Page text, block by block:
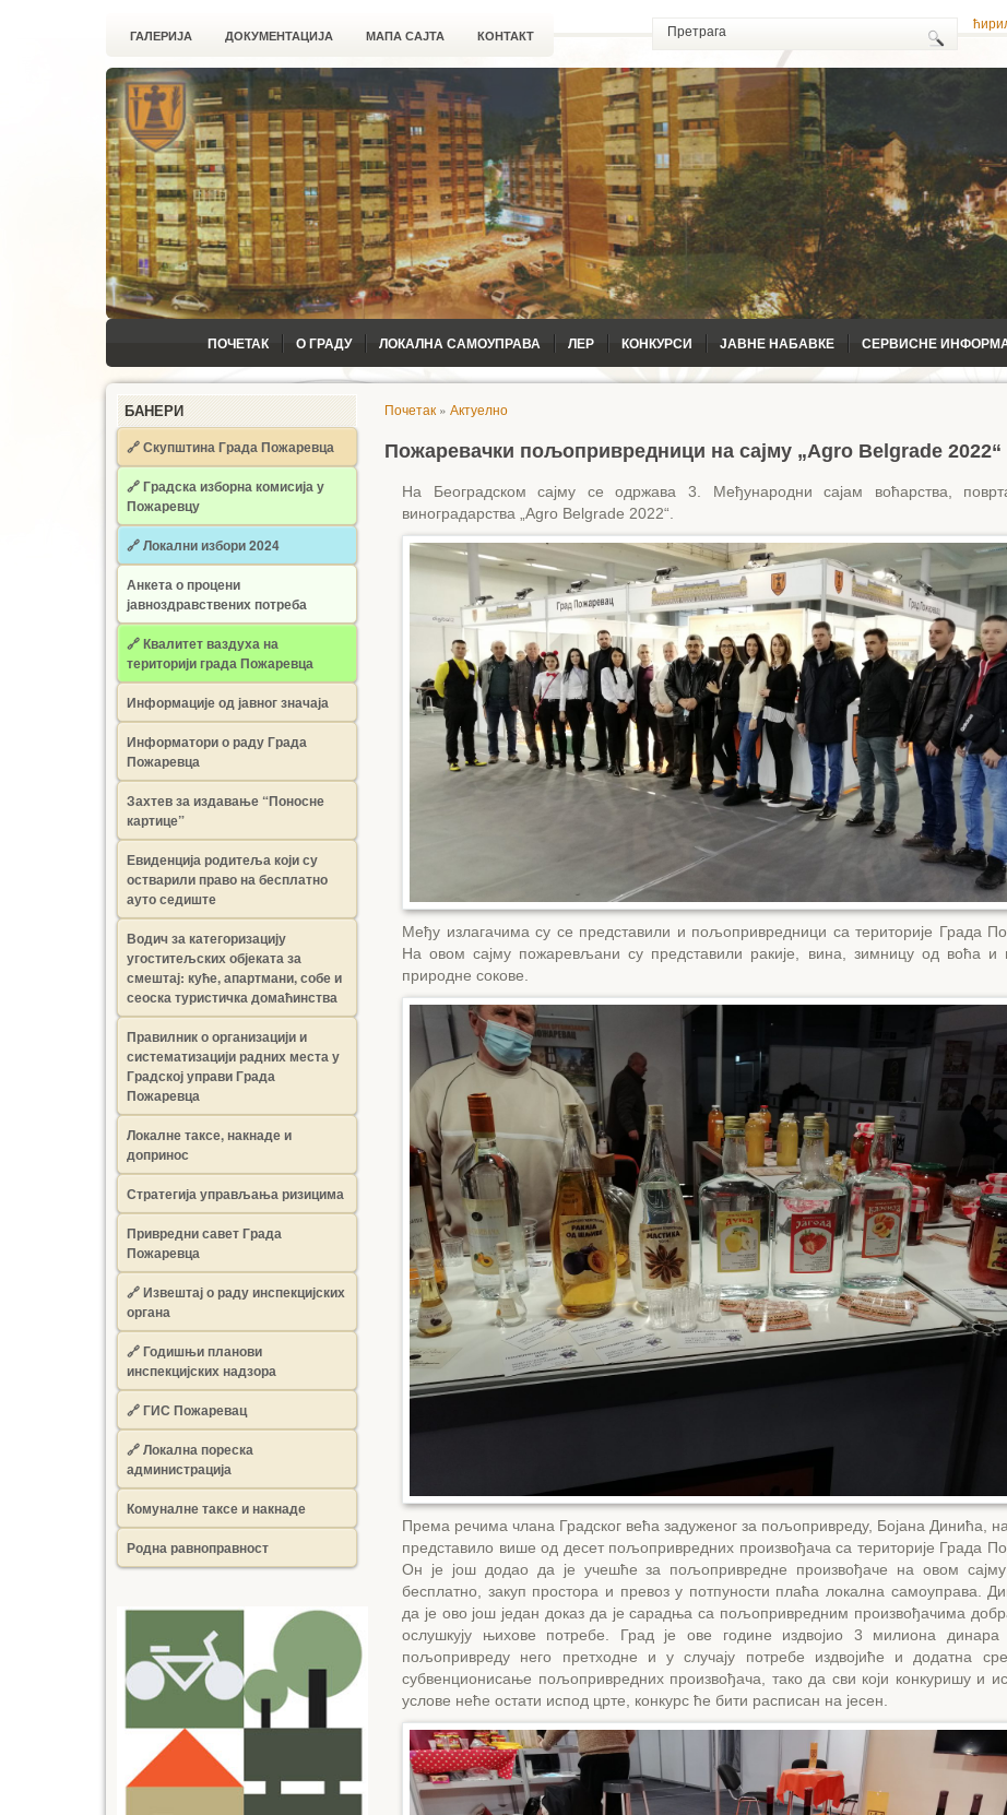
ГАЛЕРИЈА ДОКУМЕНТАЦИЈА МАПА САЈТА КОНТАКТ
ПОЧЕТАК О ГРАДУ ЛОКАЛНА САМОУПРАВА ЛЕР КОНКУРСИ ЈАВНЕ НАБАВКЕ СЕРВИСНЕ
БАНЕРИ
🔗 Скупштина Града Пожаревца
🔗Градска изборна комисија у
Пожаревцу
🔗 Локални избори 2024
Анкета о процени
јавноздравствених потреба
🔗 Квалитет ваздуха на
територији града Пожаревца
Информације од јавног значаја
Информатори о раду Града
Пожаревца
Захтев за издавање “Поносне
картице”
Евиденција родитеља који су
остварили право на бесплатно
ауто седиште
Водич за категоризацију
угоститељских објеката за
смештај: куће, апартмани, собе и
сеоска туристичка домаћинства
Правилник о организацији и
систематизацији радних места у
Градској управи Града
Пожаревца
Локалне таксе, накнаде и
допринос
Стратегија управљања ризицима
Привредни савет Града
Пожаревца
🔗Извештај о раду инспекцијских
органа
🔗Годишњи планови
инспекцијских надзора
🔗 ГИС Пожаревац
🔗 Локална пореска
администрација
Комуналне таксе и накнаде
Родна равноправност
Почетак » Актуелно
Пожаревачки пољопривредници на сајму „Agro Belgrade 2022“
На Београдском сајму се одржава 3. Међународни сајам воћарства,
виноградарства „Agro Belgrade 2022“.
Међу излагачима су се представили и пољопривредници са територије Града
На овом сајму пожаревљани су представили ракије, вина, зимницу од воћа и
природне сокове.
Према речима члана Градског већа задуженог за пољопривреду, Бојана Динића,
представило више од десет пољопривредних произвођача са територије Града
Он је још додао да је учешће за пољопривредне произвођаче на овом
бесплатно, закуп простора и превоз у потпуности плаћа локална самоуправа.
да је ово још један доказ да је сарадња са пољопривредним произвођачима
ослушкују њихове потребе. Град је ове године издвојио 3 милиона
пољопривреду него претходне и у случају потребе издвојиће и додатна
субвенционисање пољопривредних произвођача, тако да сви који конкуришу и
услове неће остати испод црте, конкурс ће бити расписан на јесен.